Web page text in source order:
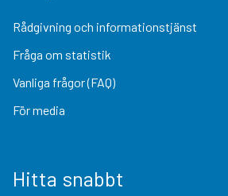
Rådgivning och informationstjänst
Fråga om statistik
Vanliga frågor (FAQ)
För media
Hitta snabbt